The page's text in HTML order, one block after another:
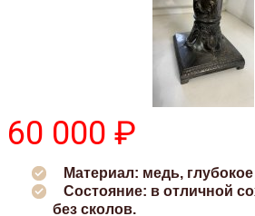
60 000 ₽
Материал: медь,
Состояние: в отличной
без сколов.